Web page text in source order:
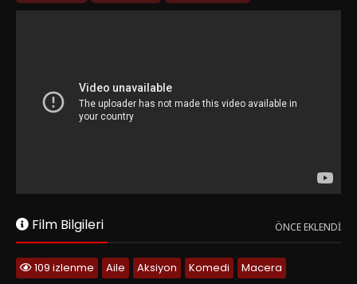
ustaları Splinter’ın rehberliğinde New York sokaklarında suçla
mücadele etmesini konu alır. Shredder ve Foot Clan tehdidine
karşı verilen mücadele; aksiyon, mizah, dostluk ve çizgi roman
Ninja Turtles, 90’lar nostaljisi, pratik kostüm efektleri, karanlık
şehir atmosferi ve eğlenceli kahraman ekibiyle kült aile-aksiyon
süper kahraman filmleri ve nostaljik macera yapımlarını
sevenler için öne çıkan bu filmi Teenage Mutant Ninja Turtles
Türkçe altyazılı izle, Teenage Mutant Ninja Turtles Türkçe
dublaj izle, Ninja Kaplumbağalar HD izle ve Teenage Mutant
Film Bilgileri ÖNCE EKLENDI
109 izlenme Aile Aksiyon Komedi
Macera